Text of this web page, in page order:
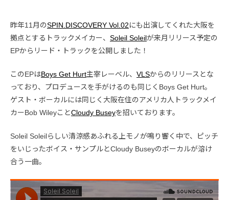
昨年11月のSPIN.DISCOVERY Vol.02にも出演してくれた大阪を
拠点とするトラックメイカー、 Soleil Soleilが来月リリース予定の
EPからリード・トラックを公開しました！
このEPはBoys Get Hurt主宰レーベル、 VLSからのリリースとな
っており、プロデュースを手がけるのも同じくBoys Get Hurt。
ゲスト・ボーカルには同じく大阪在住のアメリカ人トラックメイ
カーBob WileyことCloudy Buseyを招いております。
Soleil Soleilらしい清涼感あふれる上モノが鳴り響く中で、ピッチ
をいじったボイス・サンプルとCloudy Buseyのボーカルが溶け
合う一曲。